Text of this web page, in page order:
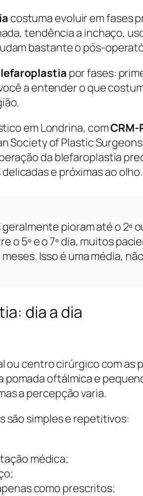
costuma evoluir em fases
tendência a inchaço,
bastante o pós-
por fases:
a entender o que
em Londrina, comCRM-
Society of Plastic
da blefaroplastia
e próximas ao olho.
pioram até o 2º
5º e o 7º dia, muitos
Isso é uma média,
dia a dia
ou centro cirúrgico com as
oftálmica e
a percepção varia.
são simples e repetitivos:
médica;
como prescritos;